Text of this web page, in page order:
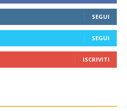
SEGUI
SEGUI
ISCRIVITI